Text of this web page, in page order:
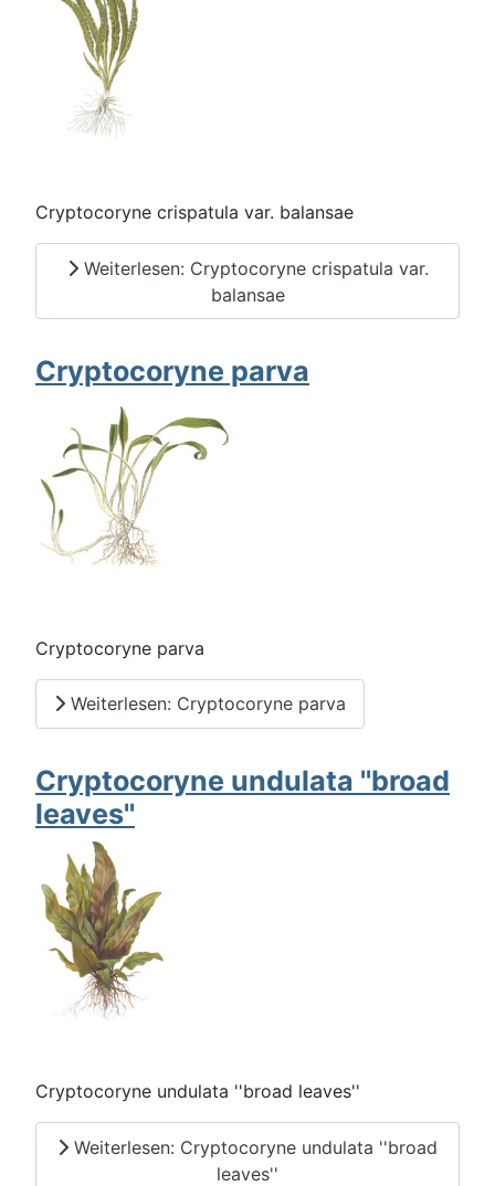
Cryptocoryne crispatula var. balansae
Weiterlesen: Cryptocoryne crispatula var.
balansae
Cryptocoryne parva
Cryptocoryne parva
Weiterlesen: Cryptocoryne parva
Cryptocoryne undulata ''broad
leaves''
Cryptocoryne undulata ''broad leaves''
Weiterlesen: Cryptocoryne undulata ''broad
leaves''